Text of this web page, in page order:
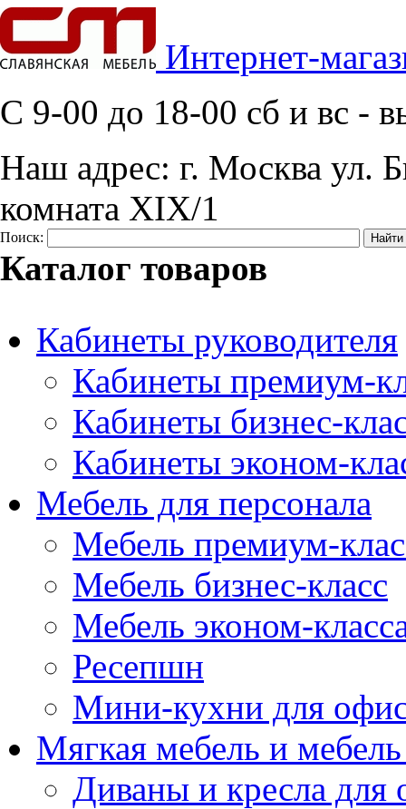
Интернет-
C 9-00 до 18-00 сб и вс -
Наш адрес: г. Москва ул.
комната XIX/1
Поиск:
Каталог товаров
Кабинеты руководителя
Кабинеты премиум-
Кабинеты бизнес-
Кабинеты эконом-
Мебель для персонала
Мебель премиум-
Мебель бизнес-класс
Мебель эконом-
Ресепшн
Мини-кухни для
Мягкая мебель и
Диваны и кресла для